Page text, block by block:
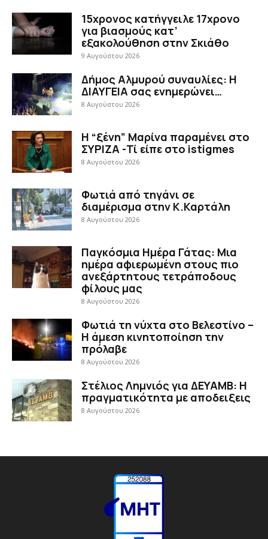
15χρονος κατήγγειλε 17χρονο
για βιασμούς κατ’
εξακολούθηση στην Σκιάθο
9 Αυγούστου 2026
Δήμος Αλμυρού συναυλίες: Η
ΔΙΑΥΓΕΙΑ σας ενημερώνει…
8 Αυγούστου 2026
Η “ξένη” Μαρίνα παραμένει στο
ΣΥΡΙΖΑ -Τί είπε στο istigmes
8 Αυγούστου 2026
Φωτιά από τηγάνι σε
διαμέρισμα στην Κ.Καρτάλη
8 Αυγούστου 2026
Παγκόσμια Ημέρα Γάτας: Μια
ημέρα αφιερωμένη στους πιο
ανεξάρτητους τετράποδους
φίλους μας
8 Αυγούστου 2026
Φωτιά τη νύχτα στο Βελεστίνο –
Η άμεση κινητοποίηση την
πρόλαβε
8 Αυγούστου 2026
Στέλιος Λημνιός για ΔΕΥΑΜΒ: Η
πραγματικότητα με αποδειξεις
8 Αυγούστου 2026